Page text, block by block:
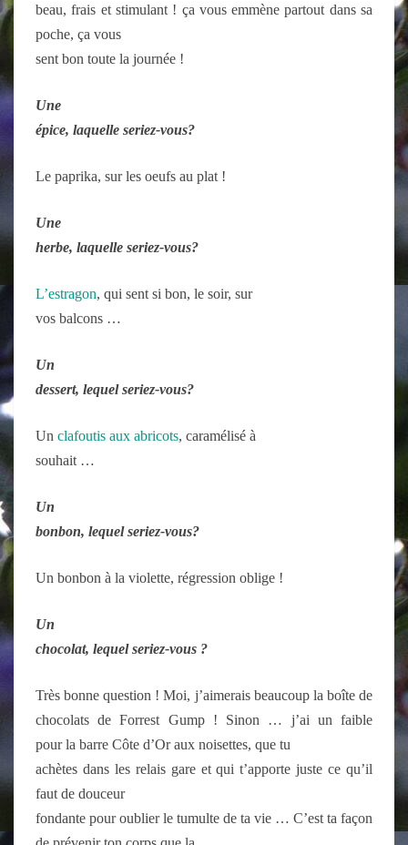
beau, frais et stimulant ! ça vous emmène partout dans sa
poche, ça vous
sent bon toute la journée !
Une
épice, laquelle seriez-vous?
Le paprika, sur les oeufs au plat !
Une
herbe, laquelle seriez-vous?
L’estragon, qui sent si bon, le soir, sur
vos balcons …
Un
dessert, lequel seriez-vous?
Un clafoutis aux abricots, caramélisé à
souhait …
Un
bonbon, lequel seriez-vous?
Un bonbon à la violette, régression oblige !
Un
chocolat, lequel seriez-vous ?
Très bonne question ! Moi, j’aimerais beaucoup la boîte de
chocolats de Forrest Gump ! Sinon … j’ai un faible
pour la barre Côte d’Or aux noisettes, que tu
achètes dans les relais gare et qui t’apporte juste ce qu’il
faut de douceur
fondante pour oublier le tumulte de ta vie … C’est ta façon